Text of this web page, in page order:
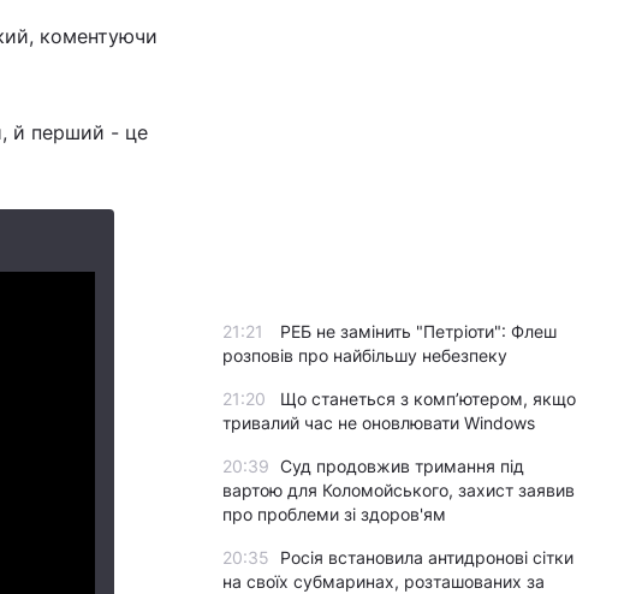
коментуючи
й перший - це
21:21
РЕБ не замінить "Петріоти": Флеш
розповів про найбільшу небезпеку
21:20
Що станеться з комп’ютером, якщо
тривалий час не оновлювати Windows
20:39 Суд продовжив тримання під
вартою для Коломойського, захист заявив
про проблеми зі здоров'ям
20:35
Росія встановила антидронові сітки
на своїх субмаринах, розташованих за